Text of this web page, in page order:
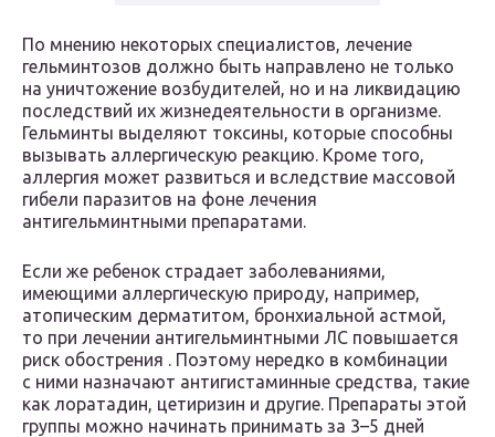
По мнению некоторых специалистов, лечение
гельминтозов должно быть направлено не только
на уничтожение возбудителей, но и на ликвидацию
последствий их жизнедеятельности в организме.
Гельминты выделяют токсины, которые способны
вызывать аллергическую реакцию. Кроме того,
аллергия может развиться и вследствие массовой
гибели паразитов на фоне лечения
антигельминтными препаратами.
Если же ребенок страдает заболеваниями,
имеющими аллергическую природу, например,
атопическим дерматитом, бронхиальной астмой,
то при лечении антигельминтными ЛС повышается
риск обострения . Поэтому нередко в комбинации
с ними назначают антигистаминные средства, такие
как лоратадин, цетиризин и другие. Препараты этой
группы можно начинать принимать за 3–5 дней